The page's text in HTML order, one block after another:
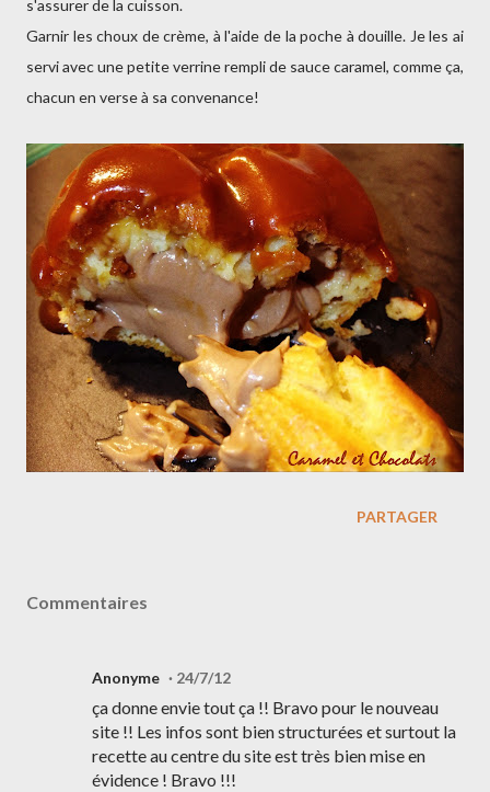
s'assurer de la cuisson.
Garnir les choux de crème, à l'aide de la poche à douille. Je les ai
servi avec une petite verrine rempli de sauce caramel, comme ça,
chacun en verse à sa convenance!
PARTAGER
Commentaires
Anonyme 24/7/12
ça donne envie tout ça !! Bravo pour le nouveau
site !! Les infos sont bien structurées et surtout la
recette au centre du site est très bien mise en
évidence ! Bravo !!!